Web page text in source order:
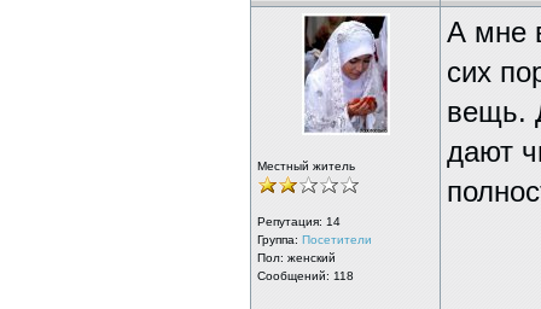
Местный житель
Репутация: 14
Группа: Посетители
Пол: женский
Сообщений: 118
А мне
сих
вещь.
дают